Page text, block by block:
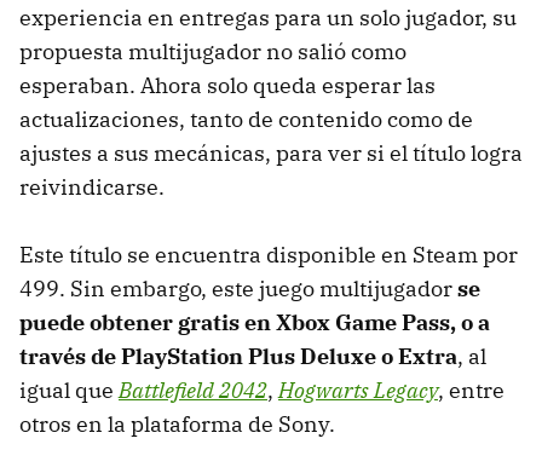
experiencia en entregas para un solo jugador, su
propuesta multijugador no salió como
esperaban. Ahora solo queda esperar las
actualizaciones, tanto de contenido como de
ajustes a sus mecánicas, para ver si el título logra
reivindicarse.
Este título se encuentra disponible en Steam por
499. Sin embargo, este juego multijugadorse
puede obtener gratis en Xbox Game Pass, o a
través de PlayStation Plus Deluxe o Extra, al
igual queBattlefield 2042,Hogwarts Legacy, entre
otros en la plataforma de Sony.